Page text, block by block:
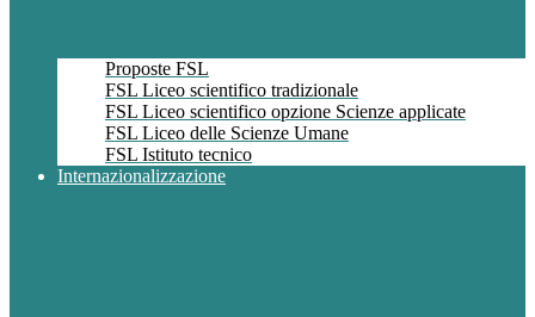
Proposte FSL
FSL Liceo scientifico tradizionale
FSL Liceo scientifico opzione Scienze applicate
FSL Liceo delle Scienze Umane
FSL Istituto tecnico
Internazionalizzazione